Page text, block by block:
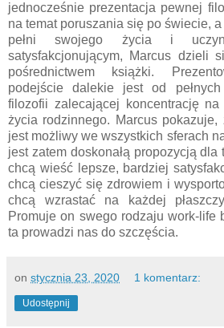
jednocześnie prezentacja pewnej
na temat poruszania się po świecie,
pełni swojego życia i
satysfakcjonującym, Marcus dzieli
pośrednictwem książki.
podejście dalekie jest od
filozofii zalecającej koncentrację
życia rodzinnego. Marcus
jest możliwy we wszystkich sferach
jest zatem doskonałą propozycją
chcą wieść lepsze, bardziej
chcą cieszyć się zdrowiem i
chcą wzrastać na każdej
Promuje on swego rodzaju work-life
ta prowadzi nas do szczęścia.
on stycznia 23, 2020 1 komentarz:
Udostępnij